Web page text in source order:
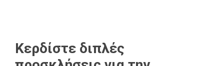
Κερδίστε διπλές